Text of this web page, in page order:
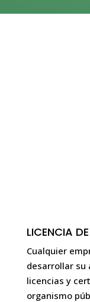
LICENCIA
Cualquier
desarrollar su
licencias y
organismo